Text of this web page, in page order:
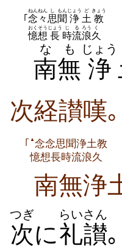
｢念々
ねんねん
思
し
聞
もん
浄
じょう
土
ど
教
きょう
憶想
おくそう
長
じょう
時
じ
流
る
浪
ろう
久
く
南無
なも
浄
じょう
次経讃嘆｡
｢ ▲ 念念思聞浄土教
憶想長時流浪久
南無浄
次
つぎ
に礼讃
らいさん
｡